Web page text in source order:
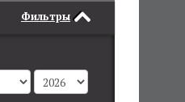
Фильтры